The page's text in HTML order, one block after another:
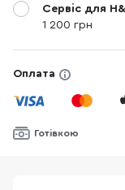
Сервіс для
1 200 грн
Оплата
Готівкою